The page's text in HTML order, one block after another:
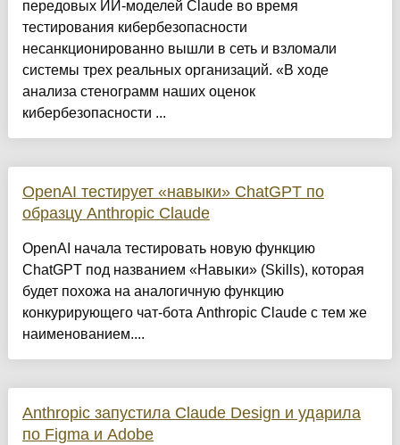
передовых ИИ-моделей Claude во время
тестирования кибербезопасности
несанкционированно вышли в сеть и взломали
системы трех реальных организаций. «В ходе
анализа стенограмм наших оценок
кибербезопасности ...
OpenAI тестирует «навыки» ChatGPT по
образцу Anthropic Claude
OpenAI начала тестировать новую функцию
ChatGPT под названием «Навыки» (Skills), которая
будет похожа на аналогичную функцию
конкурирующего чат-бота Anthropic Claude с тем же
наименованием....
Anthropic запустила Claude Design и ударила
по Figma и Adobe